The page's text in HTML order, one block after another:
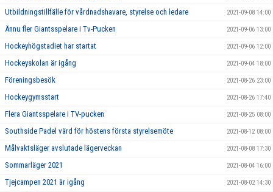
Utbildningstillfälle för vårdnadshavare, styrelse och ledare 2021-09-08 14:00
Ännu fler Giantsspelare i Tv-Pucken 2021-09-06 13:00
Hockeyhögstadiet har startat 2021-09-06 12:00
Hockeyskolan är igång 2021-09-04 18:00
Föreningsbesök 2021-08-26 23:00
Hockeygymsstart 2021-08-26 17:40
Flera Giantsspelare i TV-pucken 2021-08-25 08:00
Southside Padel värd för höstens första styrelsemöte 2021-08-12 08:00
Målvaktsläger avslutade lägerveckan 2021-08-08 17:30
Sommarläger 2021 2021-08-04 16:00
Tjejcampen 2021 är igång 2021-08-02 14:30